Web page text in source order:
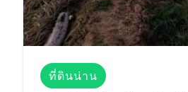
ที่ดินน่าน